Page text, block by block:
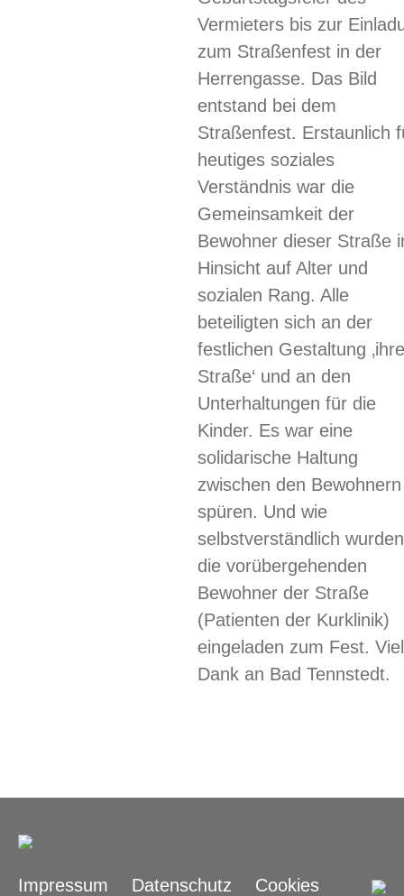
Vermieters bis zur
zum Straßenfest in der
Herrengasse. Das Bild
entstand bei dem
Straßenfest. Erstaunlich
heutiges soziales
Verständnis war die
Gemeinsamkeit der
Bewohner dieser Straße
Hinsicht auf Alter und
sozialen Rang. Alle
beteiligten sich an der
festlichen Gestaltung
Straße‘ und an den
Unterhaltungen für die
Kinder. Es war eine
solidarische Haltung
zwischen den
spüren. Und wie
selbstverständlich ­wurden
die vorübergehenden
Bewohner der Straße
(Patienten der Kurklinik)
eingeladen zum Fest.
Dank an Bad Tennstedt.
Impressum Datenschutz Cookies